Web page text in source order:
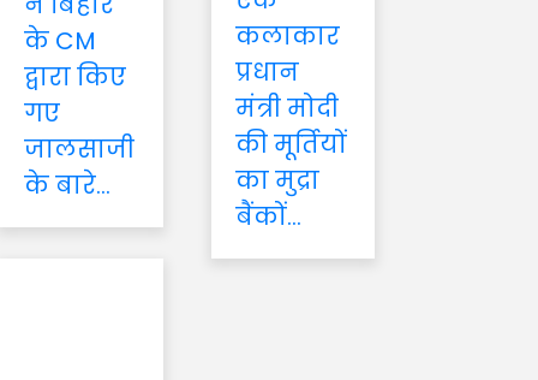
के CM
द्वारा किए
गए
जालसाजी
के बारे...
कलाकार
प्रधान
मंत्री मोदी
की मूर्तियों
का मुद्रा
बैंकों...